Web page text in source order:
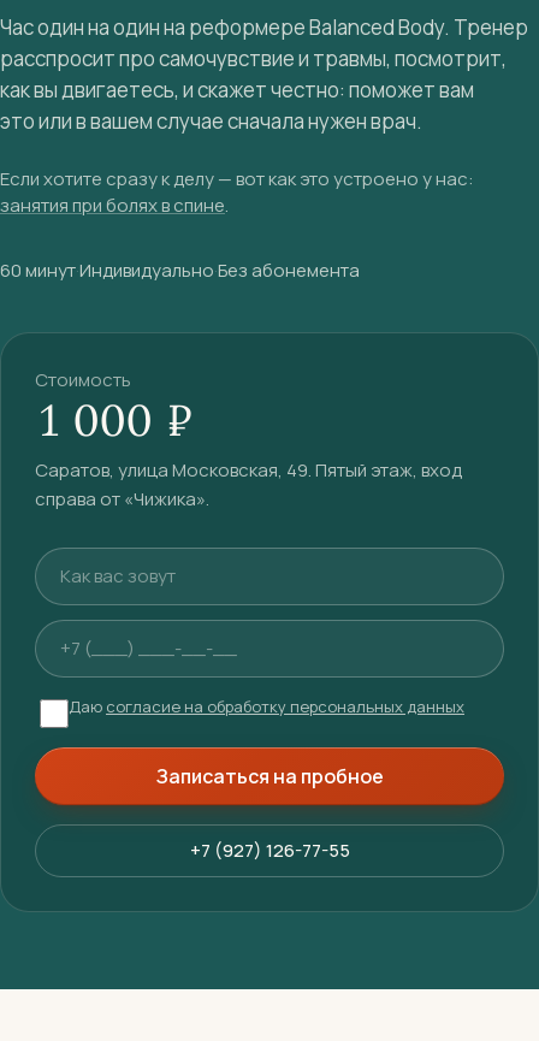
Час один на один на реформере Balanced Body. Тренер
расспросит про самочувствие и травмы, посмотрит,
как вы двигаетесь, и скажет честно: поможет вам
это или в вашем случае сначала нужен врач.
Если хотите сразу к делу — вот как это устроено у нас:
занятия при болях в спине.
60 минут·Индивидуально·Без абонемента
Стоимость
1 000 ₽
Саратов, улица Московская, 49. Пятый этаж, вход
справа от «Чижика».
Ваше имя
Телефон
Даю согласие на обработку персональных данных
Записаться на пробное
+7 (927) 126-77-55